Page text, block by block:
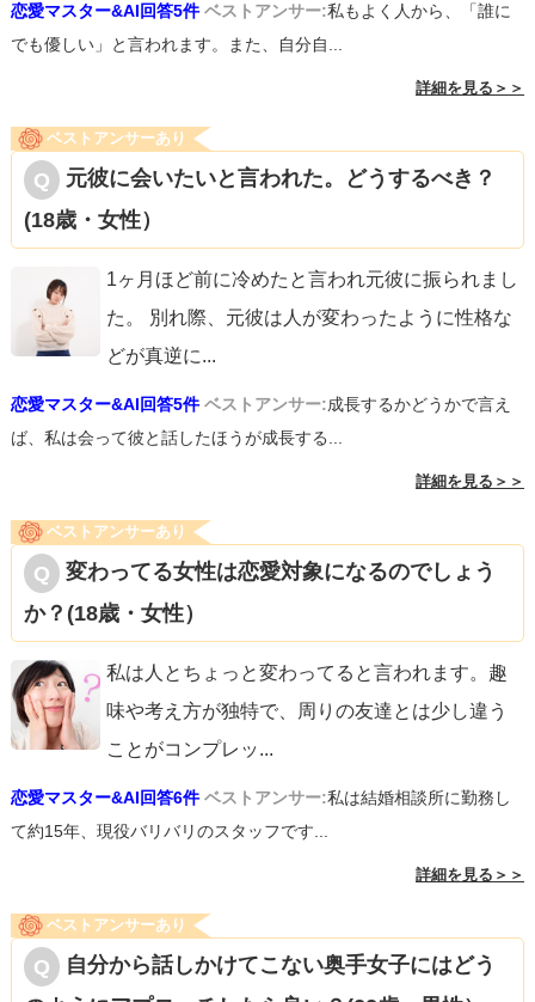
恋愛マスター&AI回答5件 ベストアンサー:私もよく人から、「誰に
でも優しい」と言われます。また、自分自...
詳細を見る＞＞
ベストアンサーあり
元彼に会いたいと言われた。どうするべき？
(18歳・女性）
1ヶ月ほど前に冷めたと言われ元彼に振られまし
た。 別れ際、元彼は人が変わったように性格な
どが真逆に...
恋愛マスター&AI回答5件 ベストアンサー:成長するかどうかで言え
ば、私は会って彼と話したほうが成長する...
詳細を見る＞＞
ベストアンサーあり
変わってる女性は恋愛対象になるのでしょう
か？(18歳・女性）
私は人とちょっと変わってると言われます。趣
味や考え方が独特で、周りの友達とは少し違う
ことがコンプレッ...
恋愛マスター&AI回答6件 ベストアンサー:私は結婚相談所に勤務し
て約15年、現役バリバリのスタッフです...
詳細を見る＞＞
ベストアンサーあり
自分から話しかけてこない奥手女子にはどう